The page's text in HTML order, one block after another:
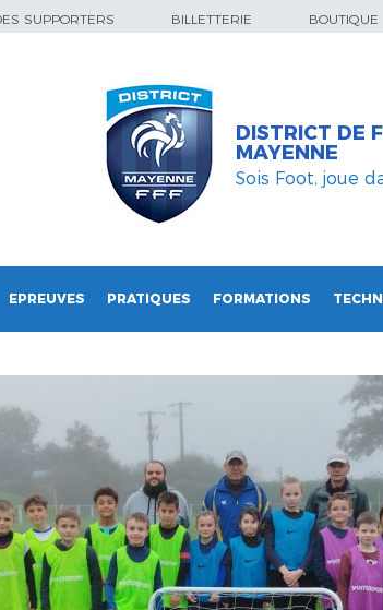
SUPPORTERS BILLETTERIE BOUTIQUE
DISTRICT DE
MAYENNE
Sois Foot, joue
EPREUVES PRATIQUES FORMATIONS